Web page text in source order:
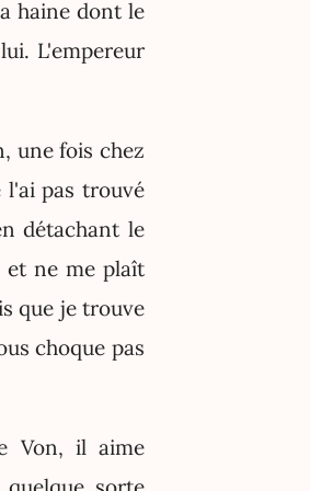
haine dont le
L'empereur
une fois chez
l'ai pas trouvé
détachant le
et ne me plaît
que je trouve
choque pas
Von, il aime